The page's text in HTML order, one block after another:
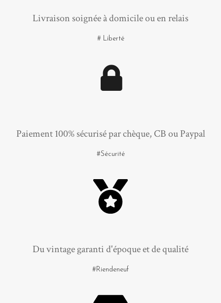
Livraison soignée à domicile ou en relais
# Liberté
Paiement 100% sécurisé par chèque, CB ou Paypal
#Sécurité
Du vintage garanti d'époque et de qualité
#Riendeneuf